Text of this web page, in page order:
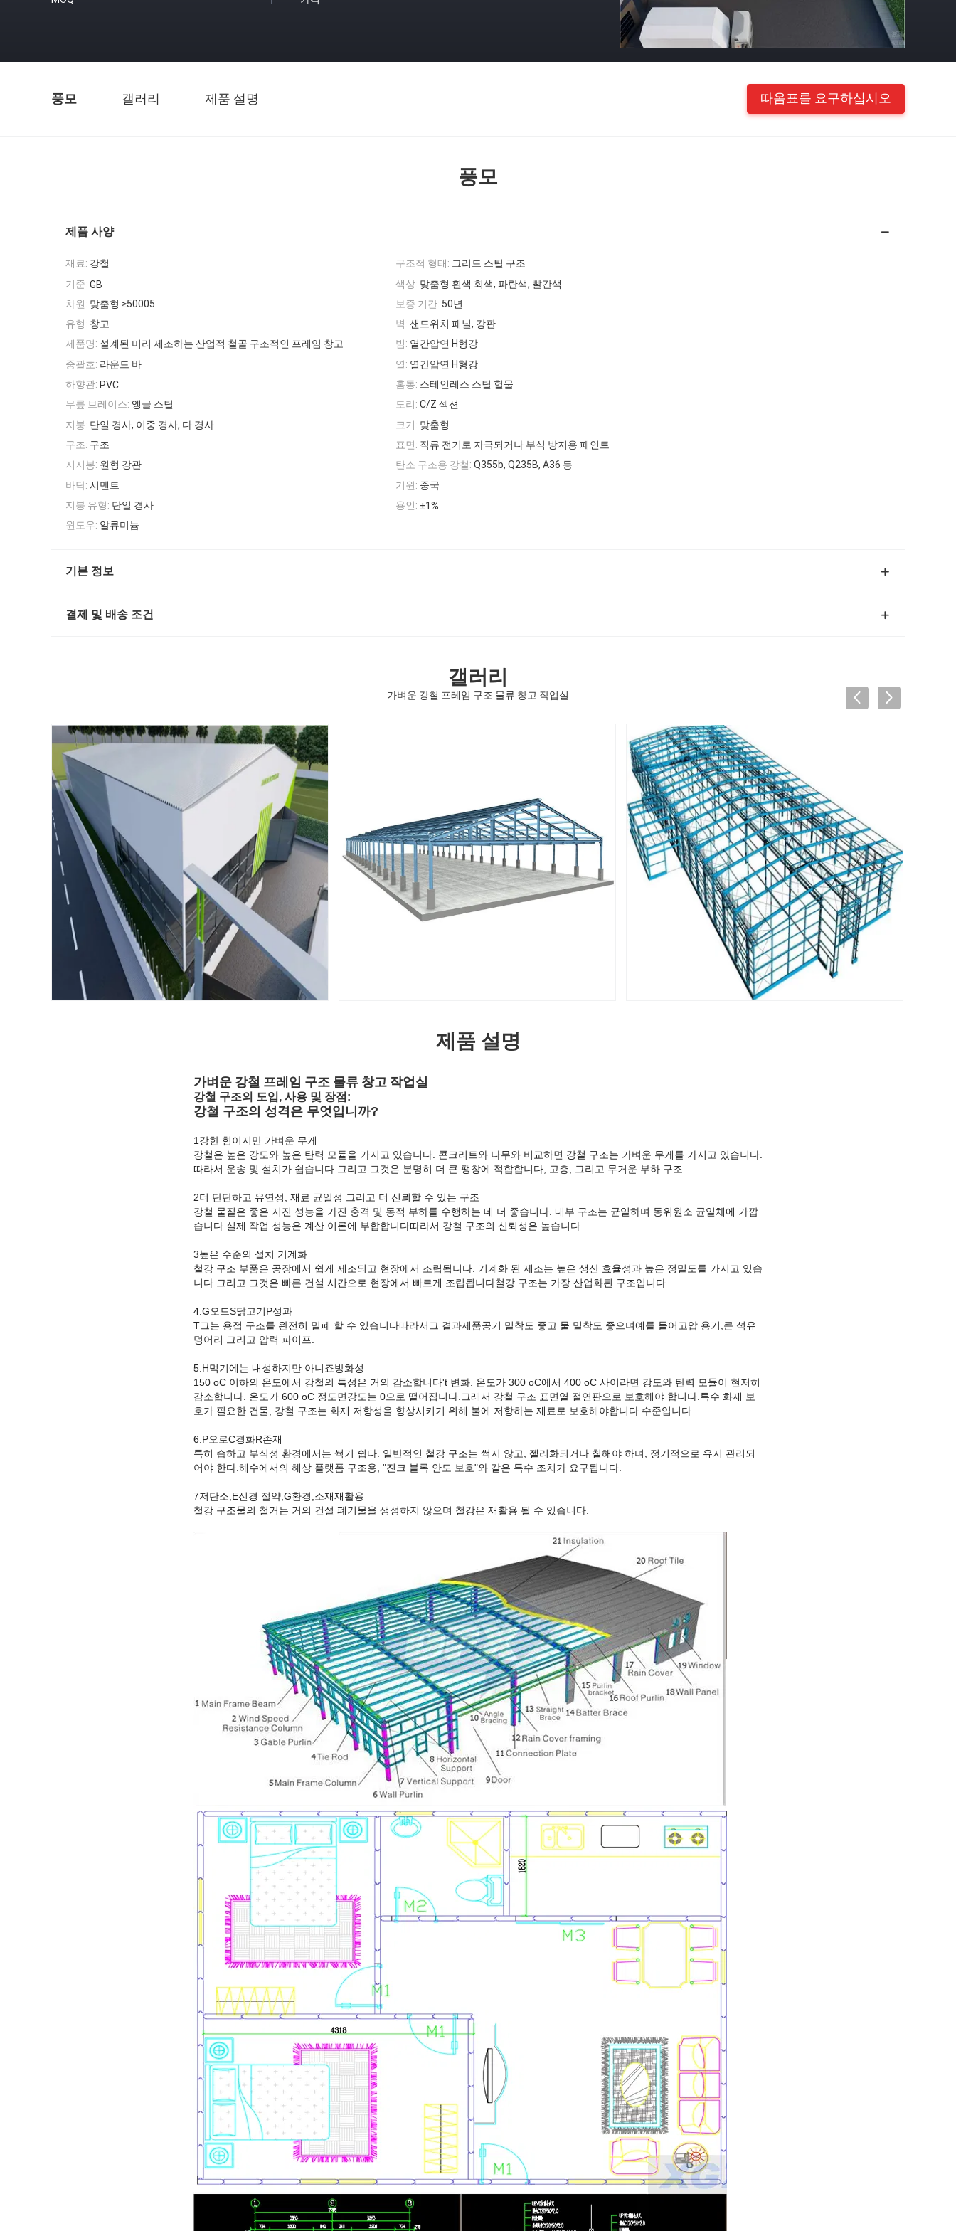
풍모 갤러리 제품 설명 따옴표를 요구하십시오
풍모
제품 사양
재료: 강철 구조적 형태: 그리드 스틸 구조
기준: GB 색상: 맞춤형 흰색 회색, 파란색, 빨간색
차원: 맞춤형 ≥50005 보증 기간: 50년
유형: 창고 벽: 샌드위치 패널, 강판
제품명: 설계된 미리 제조하는 산업적 철골 구조적인 프레임 창고 빔: 열간압연 H형강
중괄호: 라운드 바 열: 열간압연 H형강
하향관: PVC 홈통: 스테인레스 스틸 헐물
무릎 브레이스: 앵글 스틸 도리: C/Z 섹션
지붕: 단일 경사, 이중 경사, 다 경사 크기: 맞춤형
구조: 구조 표면: 직류 전기로 자극되거나 부식 방지용 페인트
지지봉: 원형 강관 탄소 구조용 강철: Q355b, Q235B, A36 등
바닥: 시멘트 기원: 중국
지붕 유형: 단일 경사 용인: ±1%
윈도우: 알류미늄
기본 정보
결제 및 배송 조건
갤러리
가벼운 강철 프레임 구조 물류 창고 작업실
제품 설명
가벼운 강철 프레임 구조 물류 창고 작업실
강철 구조의 도입, 사용 및 장점:
강철 구조의 성격은 무엇입니까?
1강한 힘이지만 가벼운 무게
강철은 높은 강도와 높은 탄력 모듈을 가지고 있습니다. 콘크리트와 나무와 비교하면 강철 구조는 가벼운 무게를 가지고 있습니다.
따라서 운송 및 설치가 쉽습니다.그리고 그것은 분명히 더 큰 팽창에 적합합니다, 고층, 그리고 무거운 부하 구조.
2더 단단하고 유연성, 재료 균일성 그리고 더 신뢰할 수 있는 구조
강철 물질은 좋은 지진 성능을 가진 충격 및 동적 부하를 수행하는 데 더 좋습니다. 내부 구조는 균일하며 동위원소 균일체에 가깝
습니다.실제 작업 성능은 계산 이론에 부합합니다따라서 강철 구조의 신뢰성은 높습니다.
3높은 수준의 설치 기계화
철강 구조 부품은 공장에서 쉽게 제조되고 현장에서 조립됩니다. 기계화 된 제조는 높은 생산 효율성과 높은 정밀도를 가지고 있습
니다.그리고 그것은 빠른 건설 시간으로 현장에서 빠르게 조립됩니다철강 구조는 가장 산업화된 구조입니다.
4. G오드S닭고기P성과
T그는 용접 구조를 완전히 밀폐 할 수 있습니다따라서 그 결과제품공기 밀착도 좋고 물 밀착도 좋으며예를 들어 고압 용기 큰 석유
덩어리 그리고 압력 파이프.
5. H먹기에는 내성하지만 아니죠방화성
150 oC 이하의 온도에서 강철의 특성은 거의 감소합니다't 변화. 온도가 300 oC에서 400 oC 사이라면 강도와 탄력 모듈이 현저히
감소합니다. 온도가 600 oC 정도면강도는 0으로 떨어집니다.그래서 강철 구조 표면열 절연판으로 보호해야 합니다. 특수 화재 보
호가 필요한 건물 , 강철 구조는 화재 저항성을 향상시키기 위해 불에 저항하는 재료로 보호해야합니다. 수준입니다.
6. P오로C경화R존재
특히 습하고 부식성 환경에서는 썩기 쉽다. 일반적인 철강 구조는 썩지 않고, 젤리화되거나 칠해야 하며, 정기적으로 유지 관리되
어야 한다.해수에서의 해상 플랫폼 구조용, "진크 블록 안도 보호"와 같은 특수 조치가 요구됩니다.
7저탄소, E신경 절약, G환경 소재재활용
철강 구조물의 철거는 거의 건설 폐기물을 생성하지 않으며 철강은 재활용 될 수 있습니다.